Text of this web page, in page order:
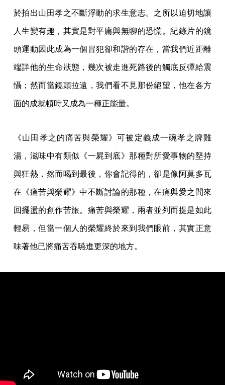
於拍出山田孝之不斷浮動的求生意志。之所以迫切地讓
人生變有趣，其實是對平庸與無聊的恐慌。紀錄片的鏡
頭運動因此成為一個冒犯卻和諧的存在，當我們近距離
端詳他的生命狀態，幾次被走進死路後的觸底反彈給震
懾；然而當鏡頭拉遠，我們看不見那份絕望，他在各方
面的成就頓時又成為一種正能量。
《山田孝之的痛苦與榮耀》可被定義成一碗孝之牌雞
湯，滋味中有類似《一屍到底》那種對所愛事物的堅持
與狂熱，然而喝到最後，你會記得的，卻是像阿莫多瓦
在《痛苦與榮耀》中不斷討論的那種，在痛與愛之間來
回擺盪的創作苦旅。痛苦與榮耀，兩者並列而提是如此
輕易，但當一個人的榮耀終於來到我們眼前，其實正意
味著他已將痛苦吞嚥進更深的地方。